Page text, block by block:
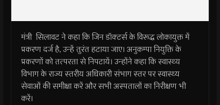
मंत्री सिलावट ने कहा कि जिन डॉक्टर्स के विरूद्ध लोकायुक्त में
प्रकरण दर्ज है, उन्हें तुरंत हटाया जाए। अनुकम्पा नियुक्ति के
प्रकरणों को तत्परता से निपटायें। उन्होंने कहा कि स्वास्थ्य
विभाग के राज्य स्तरीय अधिकारी संभाग स्तर पर स्वास्थ्य
सेवाओं की समीक्षा करें और सभी अस्पतालों का निरीक्षण भी
करें।